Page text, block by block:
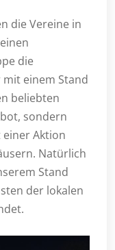
die Vereine in
die
einem Stand
beliebten
sondern
Aktion
Natürlich
Stand
der lokalen